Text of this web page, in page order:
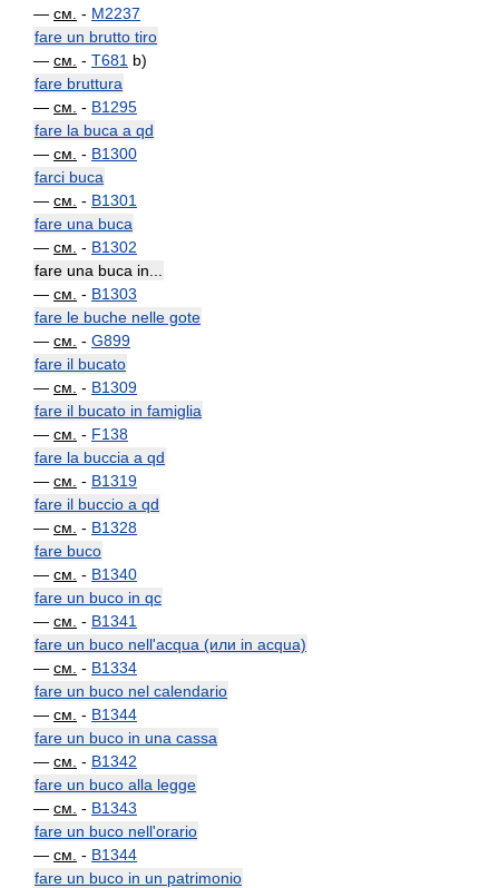
— см. - M2237
fare un brutto tiro
— см. - T681 b)
fare bruttura
— см. - B1295
fare la buca a qd
— см. - B1300
farci buca
— см. - B1301
fare una buca
— см. - B1302
fare una buca in...
— см. - B1303
fare le buche nelle gote
— см. - G899
fare il bucato
— см. - B1309
fare il bucato in famiglia
— см. - F138
fare la buccia a qd
— см. - B1319
fare il buccio a qd
— см. - B1328
fare buco
— см. - B1340
fare un buco in qc
— см. - B1341
fare un buco nell'acqua (или in acqua)
— см. - B1334
fare un buco nel calendario
— см. - B1344
fare un buco in una cassa
— см. - B1342
fare un buco alla legge
— см. - B1343
fare un buco nell'orario
— см. - B1344
fare un buco in un patrimonio